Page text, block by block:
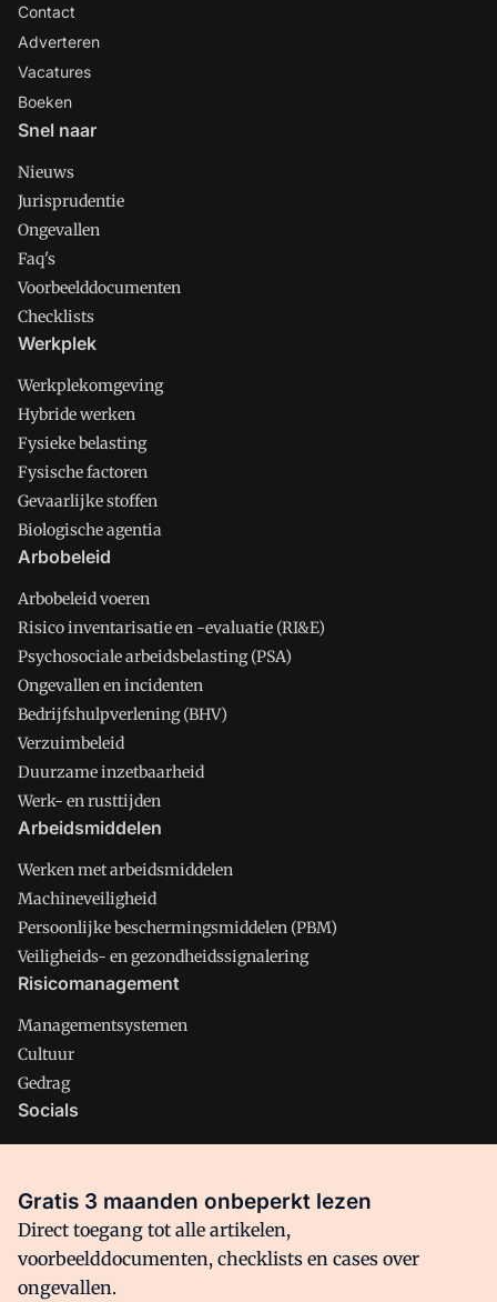
Contact
Adverteren
Vacatures
Boeken
Snel naar
Nieuws
Jurisprudentie
Ongevallen
Faq's
Voorbeelddocumenten
Checklists
Werkplek
Werkplekomgeving
Hybride werken
Fysieke belasting
Fysische factoren
Gevaarlijke stoffen
Biologische agentia
Arbobeleid
Arbobeleid voeren
Risico inventarisatie en -evaluatie (RI&E)
Psychosociale arbeidsbelasting (PSA)
Ongevallen en incidenten
Bedrijfshulpverlening (BHV)
Verzuimbeleid
Duurzame inzetbaarheid
Werk- en rusttijden
Arbeidsmiddelen
Werken met arbeidsmiddelen
Machineveiligheid
Persoonlijke beschermingsmiddelen (PBM)
Veiligheids- en gezondheidssignalering
Risicomanagement
Managementsystemen
Cultuur
Gedrag
Socials
Facebook
Gratis 3 maanden onbeperkt lezen
Direct toegang tot alle artikelen,
voorbeelddocumenten, checklists en cases over
ongevallen.